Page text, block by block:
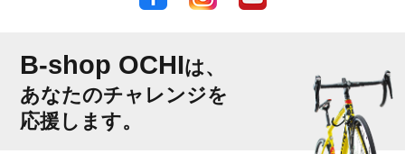
B-shop OCHIは、
あなたのチャレンジを
応援します。